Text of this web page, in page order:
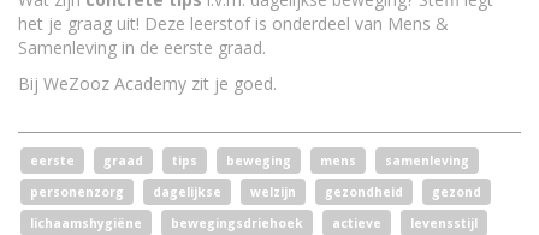
het je graag uit! Deze leerstof is onderdeel van Mens &
Samenleving in de eerste graad.
Bij WeZooz Academy zit je goed.
eerste graad tips beweging mens
samenleving
personenzorg
dagelijkse welzijn gezondheid
gezond
lichaamshygiëne
bewegingsdriehoek actieve levensstijl